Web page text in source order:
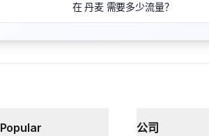
在 丹麦 需要多少流量？
Popular 公司